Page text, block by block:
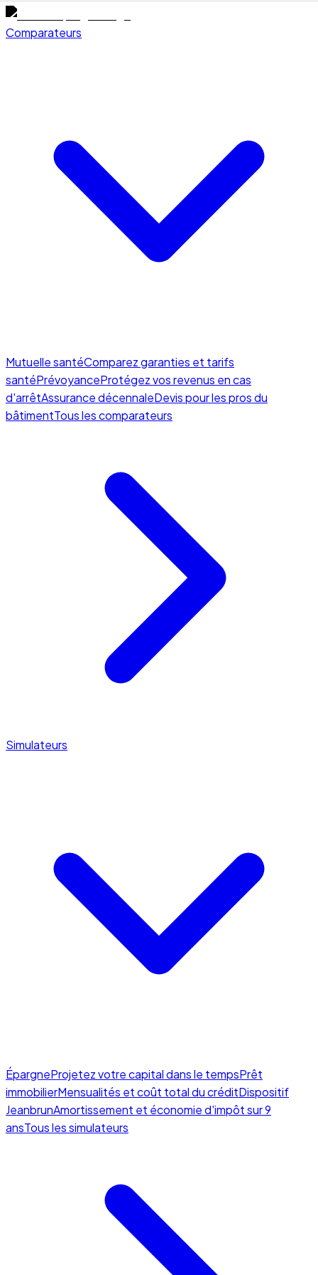
Comparateurs
Mutuelle santéComparez garanties et tarifs
santéPrévoyanceProtégez vos revenus en cas
d'arrêtAssurance décennaleDevis pour les pros du
bâtimentTous les comparateurs
Simulateurs
ÉpargneProjetez votre capital dans le tempsPrêt
immobilierMensualités et coût total du créditDispositif
JeanbrunAmortissement et économie d'impôt sur 9
ansTous les simulateurs